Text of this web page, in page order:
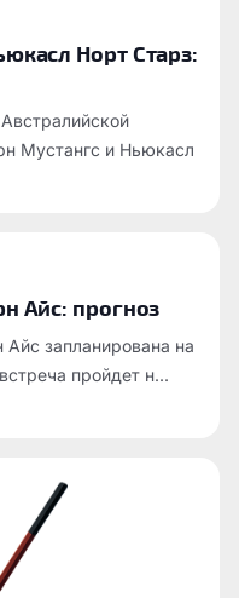
Норт Старз:
Мустангс и Ньюкасл
Айс: прогноз
запланирована на
пройдет н...